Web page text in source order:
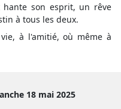
son esprit, un rêve
à tous les deux.
à l'amitié, où même à
18 mai 2025